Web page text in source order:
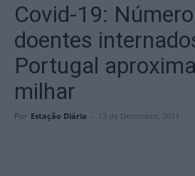
Covid-19:
doentes
Portugal
milhar
Por Estação Diária - 13 de Dezembro, 2021